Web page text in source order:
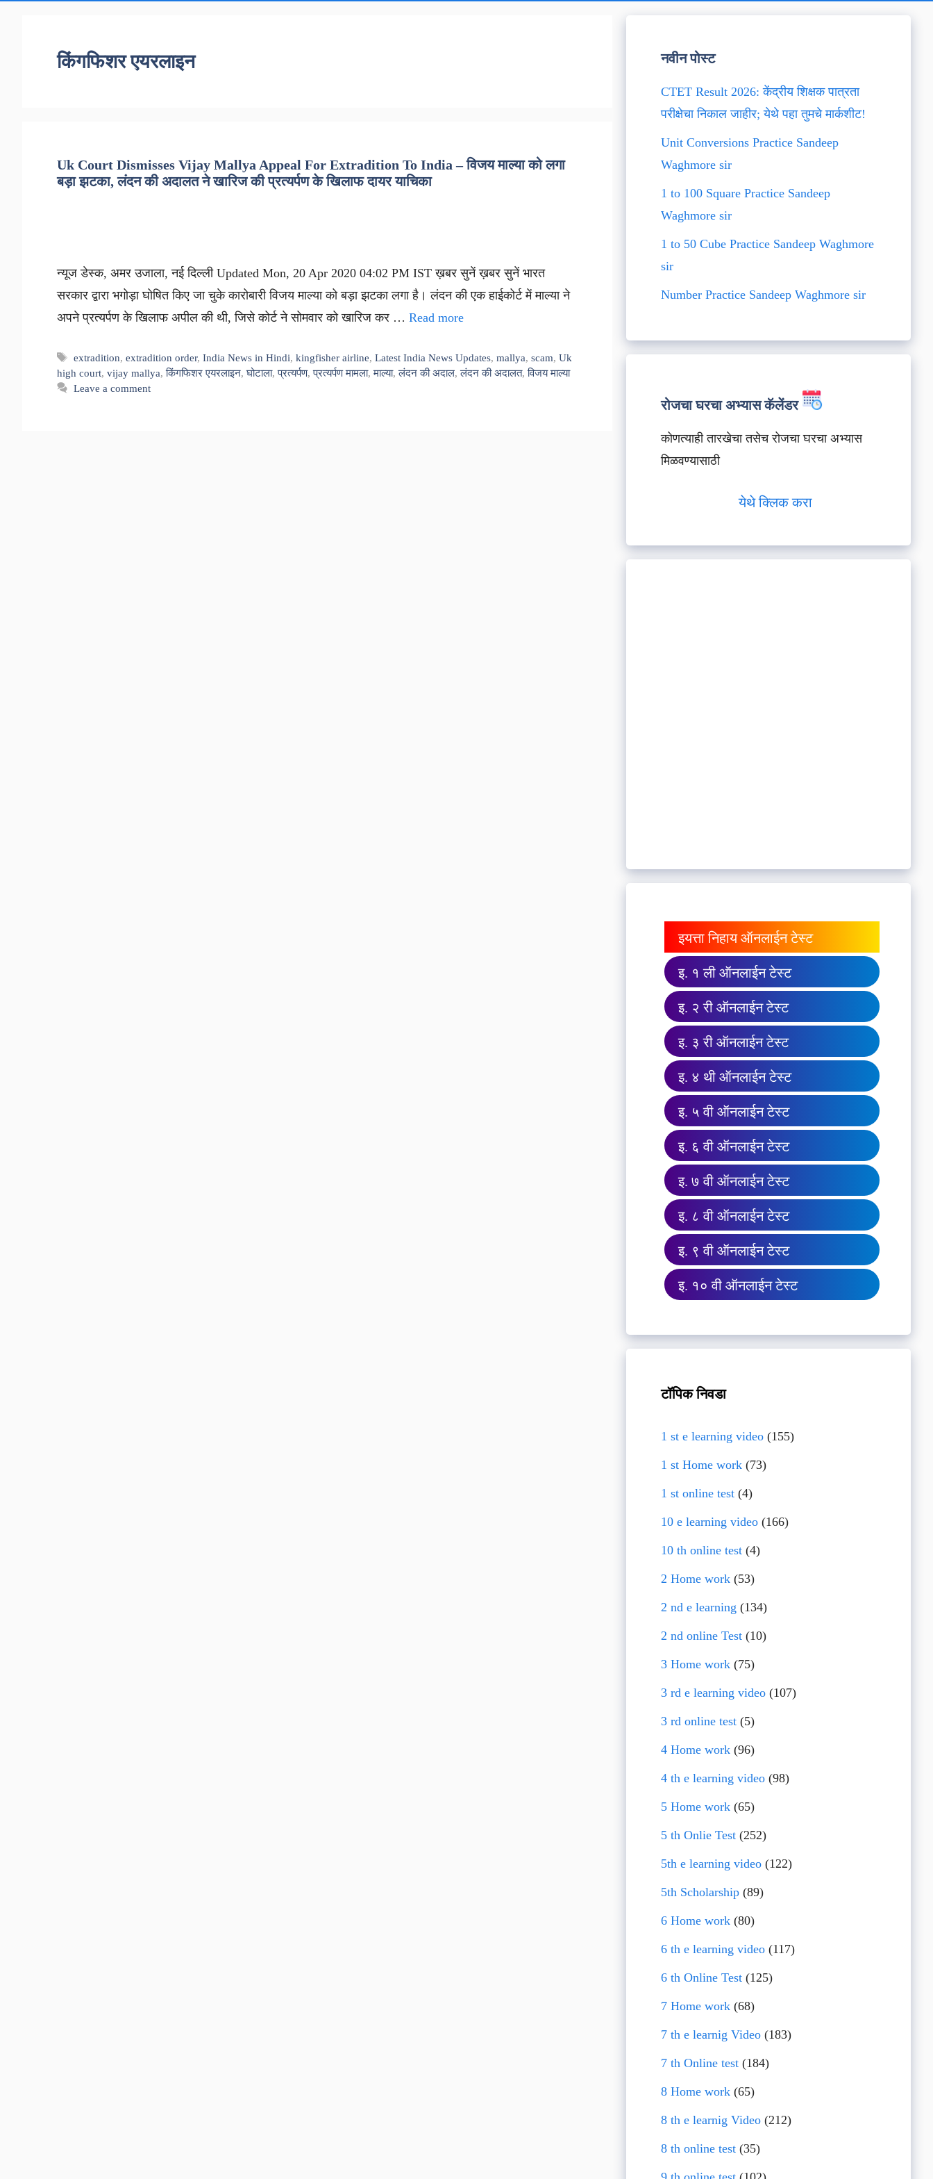
किंगफिशर एयरलाइन
Uk Court Dismisses Vijay Mallya Appeal For Extradition To India – विजय माल्या को लगा
बड़ा झटका, लंदन की अदालत ने खारिज की प्रत्यर्पण के खिलाफ दायर याचिका
न्यूज डेस्क, अमर उजाला, नई दिल्ली Updated Mon, 20 Apr 2020 04:02 PM IST ख़बर सुनें ख़बर सुनें भारत
सरकार द्वारा भगोड़ा घोषित किए जा चुके कारोबारी विजय माल्या को बड़ा झटका लगा है। लंदन की एक हाईकोर्ट में माल्या ने
अपने प्रत्यर्पण के खिलाफ अपील की थी, जिसे कोर्ट ने सोमवार को खारिज कर … Read more
Tags
extradition,extradition order,India News in Hindi,kingfisher airline,Latest India News Updates,mallya,scam,Uk
high court, vijay mallya,किंगफिशर एयरलाइन,घोटाला,प्रत्यर्पण,प्रत्यर्पण मामला,माल्या,लंदन की अदाल,लंदन की अदालत,विजय माल्या
Leave a comment
नवीन पोस्ट
CTET Result 2026: केंद्रीय शिक्षक पात्रता
परीक्षेचा निकाल जाहीर; येथे पहा तुमचे मार्कशीट!
Unit Conversions Practice Sandeep
Waghmore sir
1 to 100 Square Practice Sandeep
Waghmore sir
1 to 50 Cube Practice Sandeep Waghmore
sir
Number Practice Sandeep Waghmore sir
रोजचा घरचा अभ्यास कॅलेंडर
कोणत्याही तारखेचा तसेच रोजचा घरचा अभ्यास
मिळवण्यासाठी
येथे क्लिक करा
इयत्ता निहाय ऑनलाईन टेस्ट
इ. १ ली ऑनलाईन टेस्ट
इ. २ री ऑनलाईन टेस्ट
इ. ३ री ऑनलाईन टेस्ट
इ. ४ थी ऑनलाईन टेस्ट
इ. ५ वी ऑनलाईन टेस्ट
इ. ६ वी ऑनलाईन टेस्ट
इ. ७ वी ऑनलाईन टेस्ट
इ. ८ वी ऑनलाईन टेस्ट
इ. ९ वी ऑनलाईन टेस्ट
इ. १० वी ऑनलाईन टेस्ट
टॉपिक निवडा
1 st e learning video(155)
1 st Home work(73)
1 st online test(4)
10 e learning video(166)
10 th online test(4)
2 Home work(53)
2 nd e learning (134)
2 nd online Test(10)
3 Home work(75)
3 rd e learning video(107)
3 rd online test(5)
4 Home work(96)
4 th e learning video(98)
5 Home work(65)
5 th Onlie Test(252)
5th e learning video(122)
5th Scholarship(89)
6 Home work(80)
6 th e learning video(117)
6 th Online Test(125)
7 Home work(68)
7 th e learnig Video(183)
7 th Online test(184)
8 Home work(65)
8 th e learnig Video(212)
8 th online test(35)